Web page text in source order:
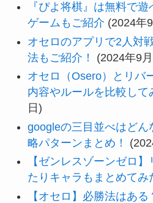
『ぴよ将棋』は無料で
ゲームもご紹介 (2024年
オセロのアプリで2人対
法もご紹介！
(2024年9
オセロ（Osero）とリバ
内容やルールを比較して
日)
googleの三目並べはど
略パターンまとめ！
【ゼンレスゾーンゼロ
たりキャラもまとめてみ
【オセロ】必勝法はあ